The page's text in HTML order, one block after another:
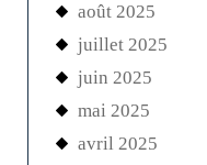
août 2025
juillet 2025
juin 2025
mai 2025
avril 2025